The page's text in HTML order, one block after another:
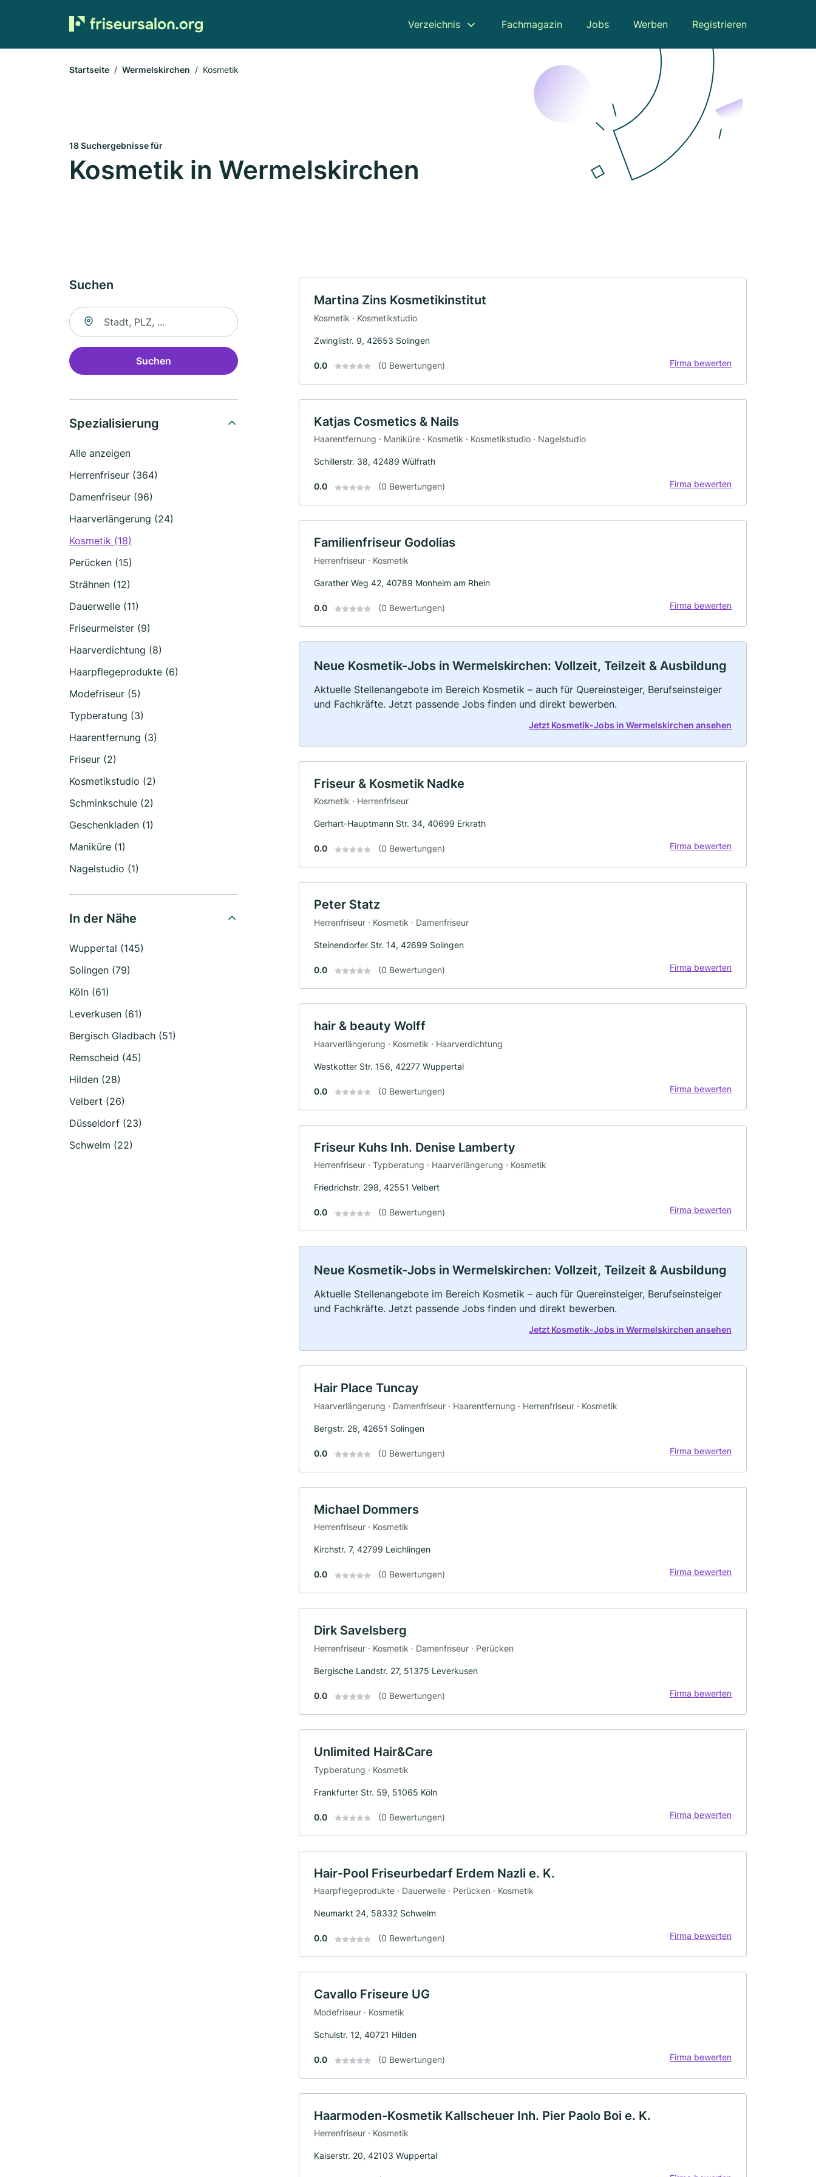
Verzeichnis Fachmagazin Jobs Werben Registrieren
Startseite Wermelskirchen Kosmetik
18 Suchergebnisse für
Kosmetik in Wermelskirchen
Suchen
Suche nach Ort
Suchen
Spezialisierung
Alle anzeigen
Herrenfriseur (364)
Damenfriseur (96)
Haarverlängerung (24)
Kosmetik (18)
Perücken (15)
Strähnen (12)
Dauerwelle (11)
Friseurmeister (9)
Haarverdichtung (8)
Haarpflegeprodukte (6)
Modefriseur (5)
Typberatung (3)
Haarentfernung (3)
Friseur (2)
Kosmetikstudio (2)
Schminkschule (2)
Geschenkladen (1)
Maniküre (1)
Nagelstudio (1)
In der Nähe
Wuppertal (145)
Solingen (79)
Köln (61)
Leverkusen (61)
Bergisch Gladbach (51)
Remscheid (45)
Hilden (28)
Velbert (26)
Düsseldorf (23)
Schwelm (22)
Martina Zins Kosmetikinstitut
Kosmetik · Kosmetikstudio
Zwinglistr. 9, 42653 Solingen
0.0 (0 Bewertungen) Firma bewerten
Katjas Cosmetics & Nails
Haarentfernung · Maniküre · Kosmetik · Kosmetikstudio · Nagelstudio
Schillerstr. 38, 42489 Wülfrath
0.0 (0 Bewertungen) Firma bewerten
Familienfriseur Godolias
Herrenfriseur · Kosmetik
Garather Weg 42, 40789 Monheim am Rhein
0.0 (0 Bewertungen) Firma bewerten
Neue Kosmetik-Jobs in Wermelskirchen: Vollzeit, Teilzeit & Ausbildung
Aktuelle Stellenangebote im Bereich Kosmetik – auch für Quereinsteiger, Berufseinsteiger
und Fachkräfte. Jetzt passende Jobs finden und direkt bewerben.
Jetzt Kosmetik-Jobs in Wermelskirchen ansehen
Friseur & Kosmetik Nadke
Kosmetik · Herrenfriseur
Gerhart-Hauptmann Str. 34, 40699 Erkrath
0.0 (0 Bewertungen) Firma bewerten
Peter Statz
Herrenfriseur · Kosmetik · Damenfriseur
Steinendorfer Str. 14, 42699 Solingen
0.0 (0 Bewertungen) Firma bewerten
hair & beauty Wolff
Haarverlängerung · Kosmetik · Haarverdichtung
Westkotter Str. 156, 42277 Wuppertal
0.0 (0 Bewertungen) Firma bewerten
Friseur Kuhs Inh. Denise Lamberty
Herrenfriseur · Typberatung · Haarverlängerung · Kosmetik
Friedrichstr. 298, 42551 Velbert
0.0 (0 Bewertungen) Firma bewerten
Neue Kosmetik-Jobs in Wermelskirchen: Vollzeit, Teilzeit & Ausbildung
Aktuelle Stellenangebote im Bereich Kosmetik – auch für Quereinsteiger, Berufseinsteiger
und Fachkräfte. Jetzt passende Jobs finden und direkt bewerben.
Jetzt Kosmetik-Jobs in Wermelskirchen ansehen
Hair Place Tuncay
Haarverlängerung · Damenfriseur · Haarentfernung · Herrenfriseur · Kosmetik
Bergstr. 28, 42651 Solingen
0.0 (0 Bewertungen) Firma bewerten
Michael Dommers
Herrenfriseur · Kosmetik
Kirchstr. 7, 42799 Leichlingen
0.0 (0 Bewertungen) Firma bewerten
Dirk Savelsberg
Herrenfriseur · Kosmetik · Damenfriseur · Perücken
Bergische Landstr. 27, 51375 Leverkusen
0.0 (0 Bewertungen) Firma bewerten
Unlimited Hair&Care
Typberatung · Kosmetik
Frankfurter Str. 59, 51065 Köln
0.0 (0 Bewertungen) Firma bewerten
Hair-Pool Friseurbedarf Erdem Nazli e. K.
Haarpflegeprodukte · Dauerwelle · Perücken · Kosmetik
Neumarkt 24, 58332 Schwelm
0.0 (0 Bewertungen) Firma bewerten
Cavallo Friseure UG
Modefriseur · Kosmetik
Schulstr. 12, 40721 Hilden
0.0 (0 Bewertungen) Firma bewerten
Haarmoden-Kosmetik Kallscheuer Inh. Pier Paolo Boi e. K.
Herrenfriseur · Kosmetik
Kaiserstr. 20, 42103 Wuppertal